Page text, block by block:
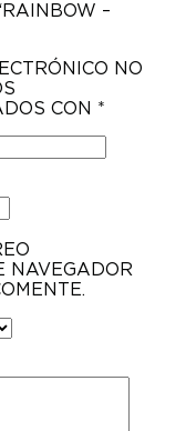
–
NO
CON *
NAVEGADOR